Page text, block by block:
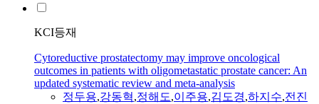
KCI등재
Cytoreductive prostatectomy may improve oncological
outcomes in patients with oligometastatic prostate cancer: An
updated systematic review and meta-analysis
정두용,강동혁,정해도,이주용,김도경,하지수,전진